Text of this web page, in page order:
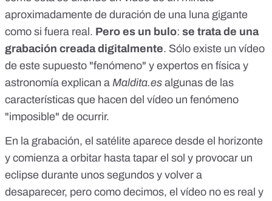
aproximadamente de duración de una luna gigante
como si fuera real. Pero es un bulo: se trata de una
grabación creada digitalmente. Sólo existe un vídeo
de este supuesto "fenómeno" y expertos en física y
astronomía explican a Maldita.es algunas de las
características que hacen del vídeo un fenómeno
"imposible" de ocurrir.
En la grabación, el satélite aparece desde el horizonte
y comienza a orbitar hasta tapar el sol y provocar un
eclipse durante unos segundos y volver a
desaparecer, pero como decimos, el vídeo no es real y